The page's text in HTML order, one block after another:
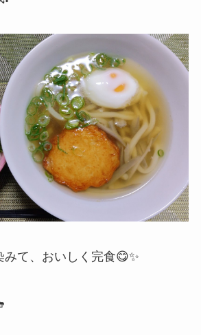
て、おいしく完食😋✨